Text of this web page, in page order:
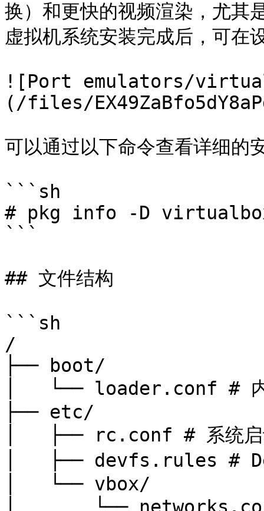
换）和更快的视频渲染，尤
虚拟机系统安装完成后，可
![Port emulators/
(/files/
可以通过以下命令查看详细的
```sh
# pkg info -D
```
## 文件结构
```sh
/
├── boot/
│   └── loader.conf # 内
├── etc/
│   ├── rc.conf # 系统启
│   ├── devfs.rules #
│   └── vbox/